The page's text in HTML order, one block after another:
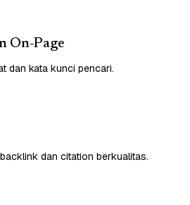
On-Page
dan kata kunci pencari.
dan citation berkualitas.